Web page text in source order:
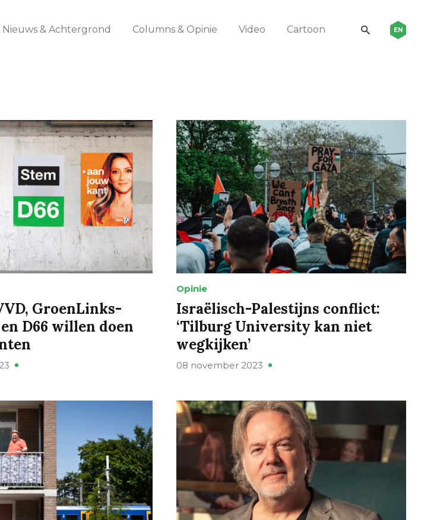
Nieuws & Achtergrond Columns & Opinie Video Cartoon EN
GroenLinks-
D66 willen doen
Opinie
Israëlisch-Palestijns conflict:
‘Tilburg University kan niet
wegkijken’
08 november 2023